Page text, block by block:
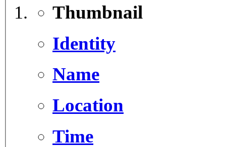
Thumbnail
Identity
Name
Location
Time